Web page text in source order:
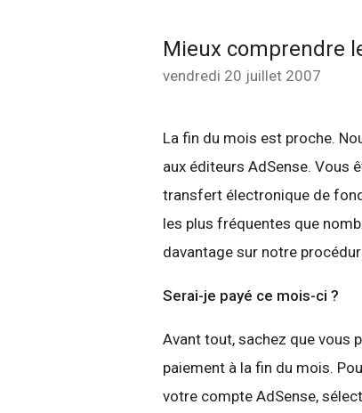
Mieux comprendre
vendredi 20 juillet 2007
La fin du mois est proche.
aux éditeurs AdSense. Vous
transfert électronique de
les plus fréquentes que
davantage sur notre
Serai-je payé ce mois-ci ?
Avant tout, sachez que vous
paiement à la fin du mois.
votre compte AdSense,